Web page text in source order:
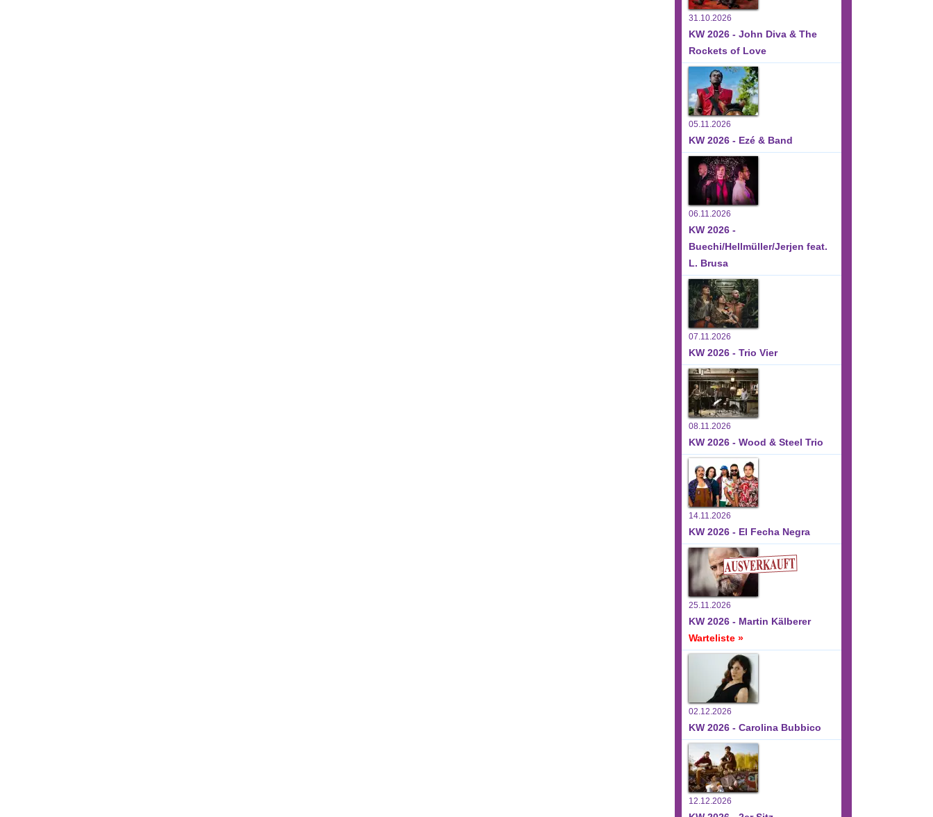
31.10.2026
KW 2026 - John Diva & The
Rockets of Love
05.11.2026
KW 2026 - Ezé & Band
06.11.2026
KW 2026 -
Buechi/Hellmüller/Jerjen feat.
L. Brusa
07.11.2026
KW 2026 - Trio Vier
08.11.2026
KW 2026 - Wood & Steel Trio
14.11.2026
KW 2026 - El Fecha Negra
25.11.2026
KW 2026 - Martin Kälberer
Warteliste »
02.12.2026
KW 2026 - Carolina Bubbico
12.12.2026